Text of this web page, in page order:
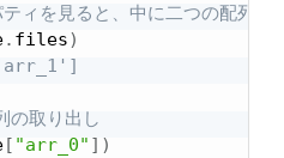
を見ると、中に二つの配列を
. files)
の取り出し
[ "arr_0" ] )